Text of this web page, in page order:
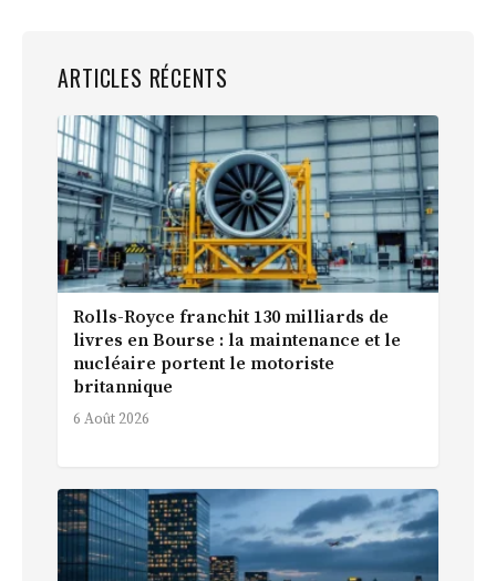
ARTICLES RÉCENTS
Rolls-Royce franchit 130 milliards de
livres en Bourse : la maintenance et le
nucléaire portent le motoriste
britannique
6 Août 2026